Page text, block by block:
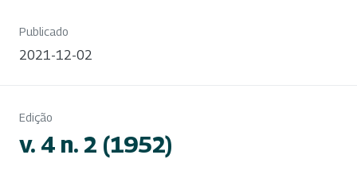
Publicado
2021-12-02
Edição
v. 4 n. 2 (1952)